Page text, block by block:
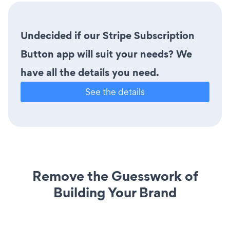
Undecided if our Stripe Subscription
Button app will suit your needs? We
have all the details you need.
See the details
Remove the Guesswork of
Building Your Brand